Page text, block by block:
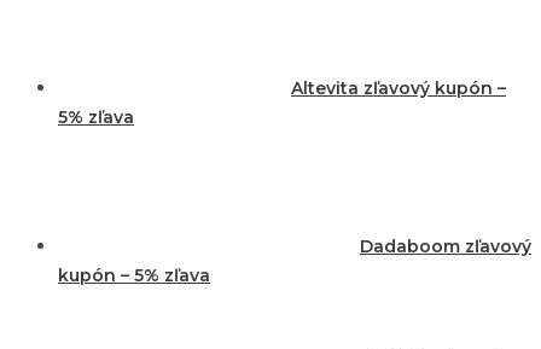
Altevita zľavový kupón –
5% zľava
Dadaboom zľavový
kupón – 5% zľava